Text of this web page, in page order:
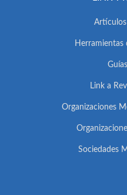
Herramientas
Link a
Organizaciones
Sociedades